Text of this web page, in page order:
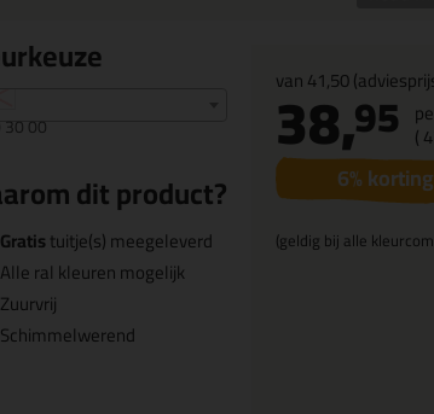
00
dit product?
Gratistuitje(s) meegeleverd
Alle ral kleuren mogelijk
Zuurvrij
Schimmelwerend
van41,50
38,95 (
6% korting
(geldig bij alle